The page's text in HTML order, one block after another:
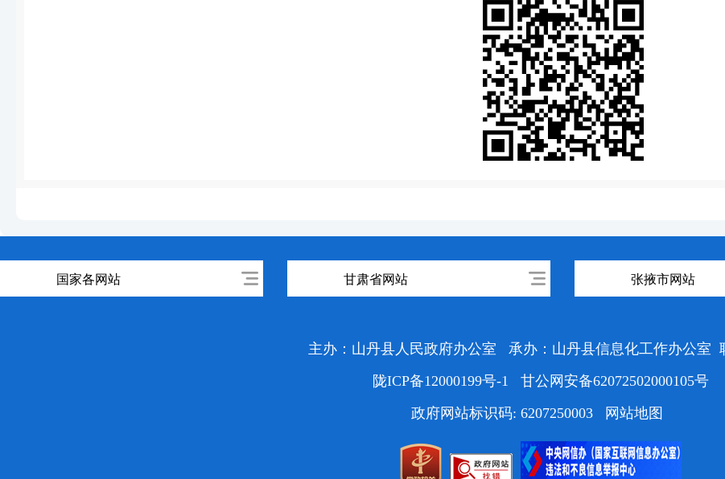
国家各网站 甘肃省网站 张掖市网站
主办：山丹县人民政府办公室 承办：山丹县信息化工作办公室
陇ICP备12000199号-1
甘公网安备62072502000105号
政府网站标识码: 6207250003
网站地图